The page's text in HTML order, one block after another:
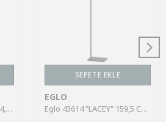
Eglo 75321 "ALAMEDA" 1X4,5W Çelik Nikel Mat Sıva Üstü Spot
SEPETE EKLE
EGLO
Eglo 43614 "LACEY" 159,5 Cm Yüksekliğinde Çelik, Ahşap Köşe Lambası Lambader